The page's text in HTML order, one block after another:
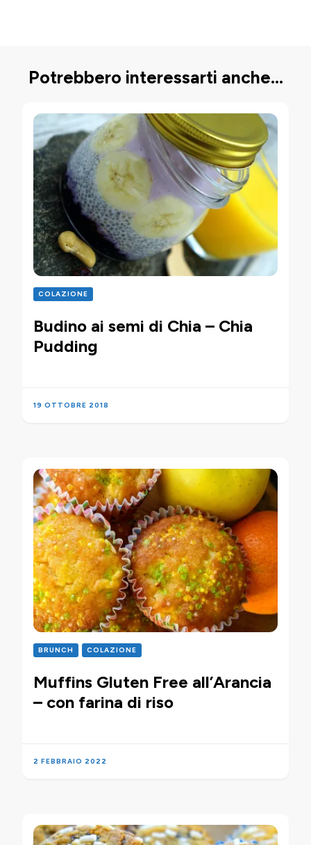
Potrebbero interessarti anche...
COLAZIONE
Budino ai semi di Chia – Chia
Pudding
19 OTTOBRE 2018
BRUNCH COLAZIONE
Muffins Gluten Free all’Arancia
– con farina di riso
2 FEBBRAIO 2022